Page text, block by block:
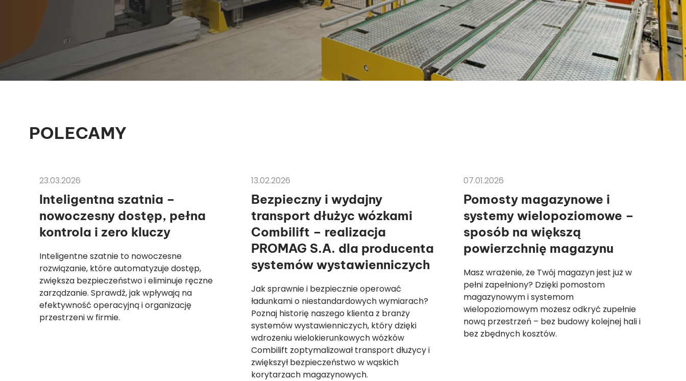
POLECAMY
ARTYKUŁY
23.03.2026
Inteligentna szatnia –
nowoczesny dostęp, pełna
kontrola i zero kluczy
Inteligentne szatnie to nowoczesne
rozwiązanie, które automatyzuje dostęp,
zwiększa bezpieczeństwo i eliminuje ręczne
zarządzanie. Sprawdź, jak wpływają na
efektywność operacyjną i organizację
przestrzeni w firmie.
CASE STUDY
13.02.2026
Bezpieczny i wydajny
transport dłużyc wózkami
Combilift – realizacja
PROMAG S.A. dla producenta
systemów wystawienniczych
Jak sprawnie i bezpiecznie operować
ładunkami o niestandardowych wymiarach?
Poznaj historię naszego klienta z branży
systemów wystawienniczych, który dzięki
wdrożeniu wielokierunkowych wózków
Combilift zoptymalizował transport dłużycy i
zwiększył bezpieczeństwo w wąskich
korytarzach magazynowych.
ARTYKUŁY
07.01.2026
Pomosty magazynowe i
systemy wielopoziomowe –
sposób na większą
powierzchnię magazynu
Masz wrażenie, że Twój magazyn jest już w
pełni zapełniony? Dzięki pomostom
magazynowym i systemom
wielopoziomowym możesz odkryć zupełnie
nową przestrzeń – bez budowy kolejnej hali i
bez zbędnych kosztów.